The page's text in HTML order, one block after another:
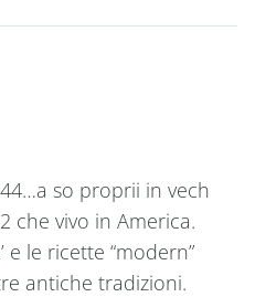
so proprii in vech
che vivo in America.
e le ricette “modern”
antiche tradizioni.